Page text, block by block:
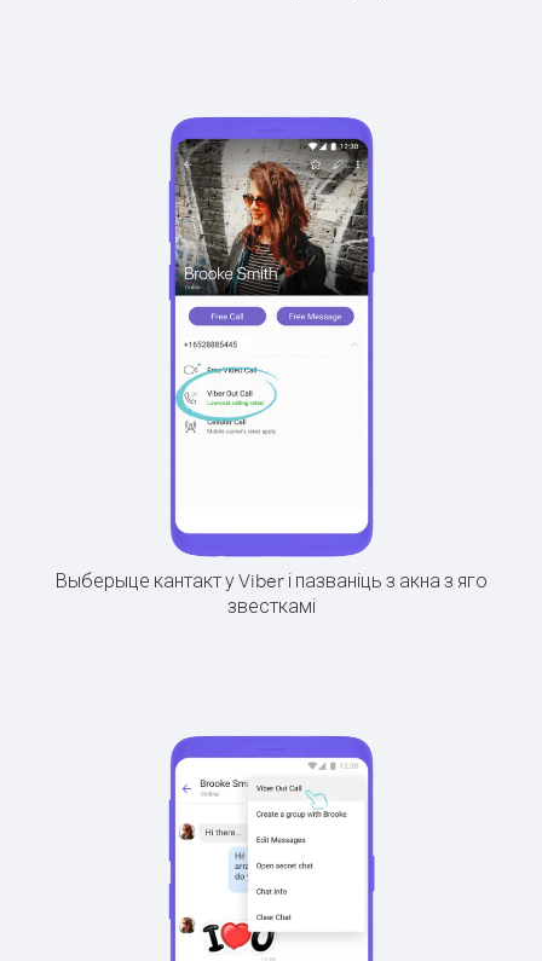
Выберыце кантакт у Viber і пазваніць з акна з яго
звесткамі